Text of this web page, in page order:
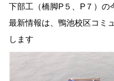
下部工（橋脚P５、P７）の
最新情報は、鴨池校区コミ
します